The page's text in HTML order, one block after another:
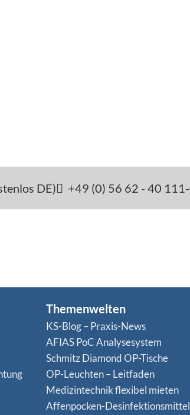
DE) +49 (0) 56 62 - 40
Themenwelten
KS-Blog – Praxis-News
AFIAS PoC Analysesystem
Schmitz Diamond OP-Tische
OP-Leuchten – Leitfaden
Medizintechnik flexibel mieten
Affenpocken-Desinfektionsmittel